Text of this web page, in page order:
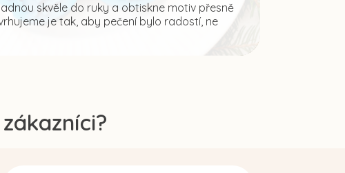
skvěle do ruky a obtiskne motiv přesně
je tak, aby pečení bylo radostí, ne